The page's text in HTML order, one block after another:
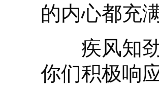
的内心都充
疾风知劲
你们积极响